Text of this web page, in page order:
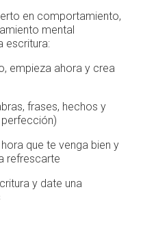
en comportamiento,
mental
escritura:
empieza ahora y crea
frases, hechos y
que te venga bien y
refrescarte
y date una